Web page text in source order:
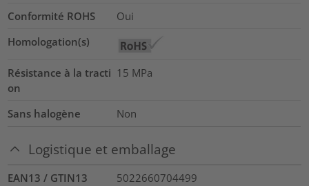
Conformité ROHS
Oui
Homologation(s)
Résistance à la tracti
on
15 MPa
Sans halogène Non
Logistique et emballage
EAN13 / GTIN13
5022660704499